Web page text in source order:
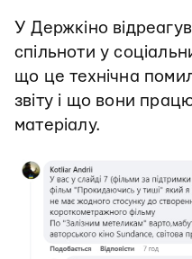
У Держкіно
спільноти у
що це технічна
звіту і що вони
матеріалу.